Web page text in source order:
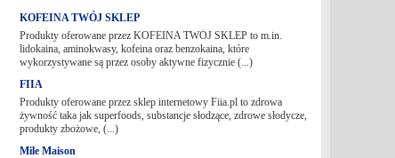
KOFEINA TWÓJ SKLEP
Produkty oferowane przez KOFEINA TWÓJ SKLEP to m.in.
lidokaina, aminokwasy, kofeina oraz benzokaina, które
wykorzystywane są przez osoby aktywne fizycznie (...)
FIIA
Produkty oferowane przez sklep internetowy Fiia.pl to zdrowa
żywność taka jak superfoods, substancje słodzące, zdrowe słodycze,
produkty zbożowe, (...)
Mile Maison